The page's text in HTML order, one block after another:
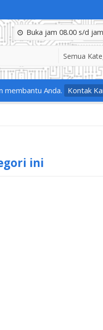
Buka jam 08.00 s/d
membantu Anda. Kontak
ini